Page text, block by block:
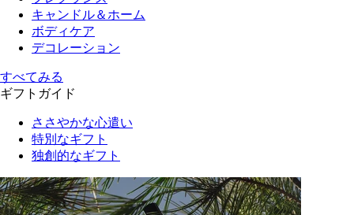
キャンドル＆ホーム
ボディケア
デコレーション
すべてみる
ギフトガイド
ささやかな心遣い
特別なギフト
独創的なギフト